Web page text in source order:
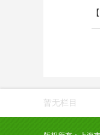
暂无栏目